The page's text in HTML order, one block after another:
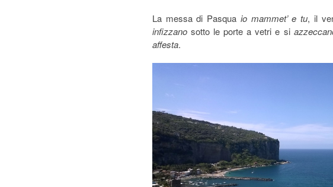
La messa di Pasqua io mammet’ e tu, il
infizzano sotto le porte a vetri e si
affesta.